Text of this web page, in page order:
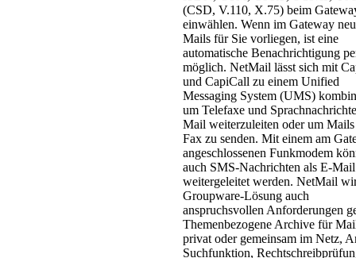
(CSD, V.110, X.75) beim
einwählen. Wenn im Gateway
Mails für Sie vorliegen, ist eine
automatische Benachrichtigung
möglich. NetMail lässt sich mit
und CapiCall zu einem Unified
Messaging System (UMS)
um Telefaxe und
Mail weiterzuleiten oder um Mails
Fax zu senden. Mit einem am
angeschlossenen Funkmodem
auch SMS-Nachrichten als E-Mail
weitergeleitet werden. NetMail
Groupware-Lösung auch
anspruchsvollen Anforderungen
Themenbezogene Archive für
privat oder gemeinsam im Netz,
Suchfunktion,